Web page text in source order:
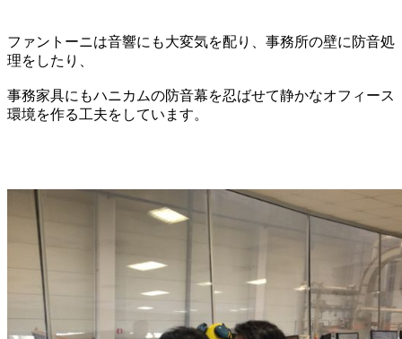
ファントーニは音響にも大変気を配り、事務所の壁に防音処
理をしたり、
事務家具にもハニカムの防音幕を忍ばせて静かなオフィース
環境を作る工夫をしています。